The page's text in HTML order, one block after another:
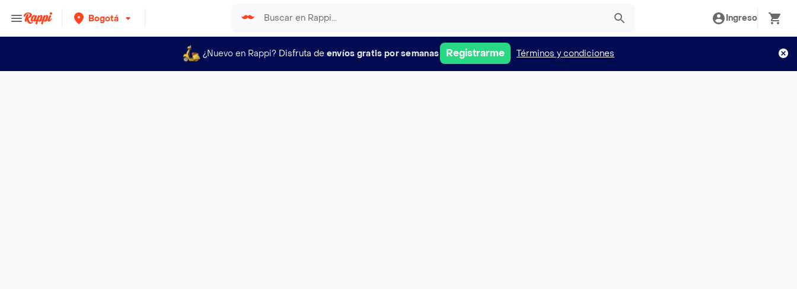
Bogotá Ingreso
¿Nuevo en Rappi? Disfruta de envíos gratis por semanas Registrarme Términos y condiciones